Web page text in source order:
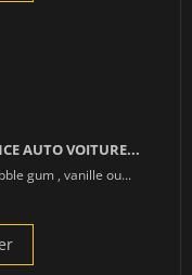
AUTO VOITURE...
gum , vanille ou...